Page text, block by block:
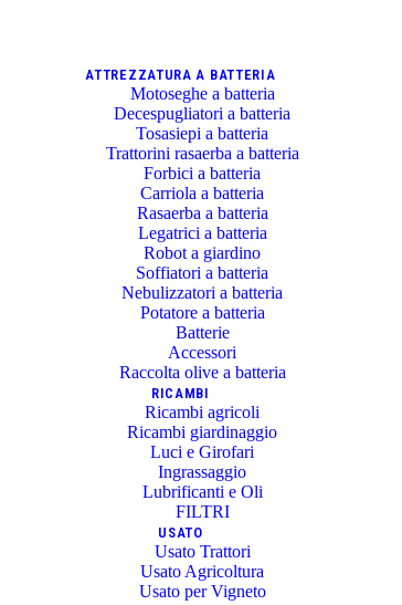
ATTREZZATURA A BATTERIA
Motoseghe a batteria
Decespugliatori a batteria
Tosasiepi a batteria
Trattorini rasaerba a batteria
Forbici a batteria
Carriola a batteria
Rasaerba a batteria
Legatrici a batteria
Robot a giardino
Soffiatori a batteria
Nebulizzatori a batteria
Potatore a batteria
Batterie
Accessori
Raccolta olive a batteria
RICAMBI
Ricambi agricoli
Ricambi giardinaggio
Luci e Girofari
Ingrassaggio
Lubrificanti e Oli
FILTRI
USATO
Usato Trattori
Usato Agricoltura
Usato per Vigneto